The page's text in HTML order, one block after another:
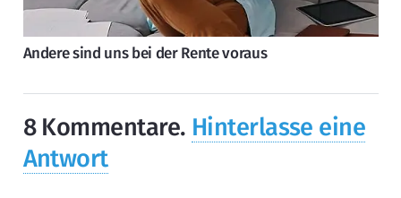
Andere sind uns bei der Rente voraus
8 Kommentare. Hinterlasse eine
Antwort